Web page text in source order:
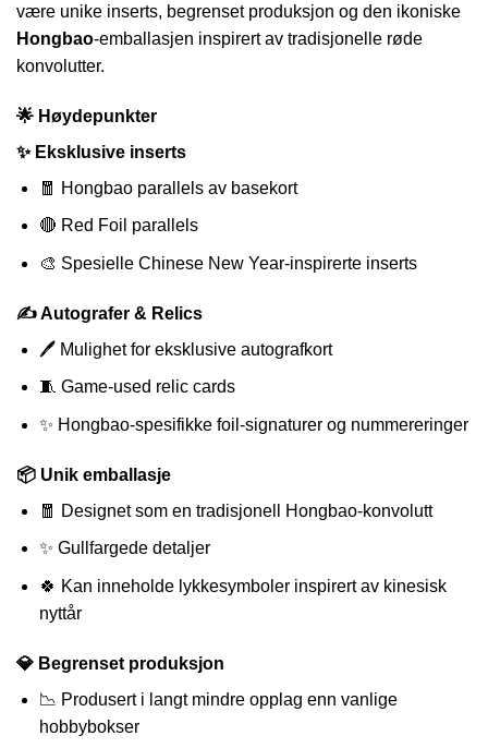
være unike inserts, begrenset produksjon og den ikoniske
Hongbao-emballasjen inspirert av tradisjonelle røde
konvolutter.
🌟 Høydepunkter
✨ Eksklusive inserts
🧧 Hongbao parallels av basekort
🔴 Red Foil parallels
🎨 Spesielle Chinese New Year-inspirerte inserts
✍️ Autografer & Relics
🖊️ Mulighet for eksklusive autografkort
🧵 Game-used relic cards
✨ Hongbao-spesifikke foil-signaturer og nummereringer
📦 Unik emballasje
🧧 Designet som en tradisjonell Hongbao-konvolutt
✨ Gullfargede detaljer
🍀 Kan inneholde lykkesymboler inspirert av kinesisk
nyttår
💎 Begrenset produksjon
📉 Produsert i langt mindre opplag enn vanlige
hobbybokser